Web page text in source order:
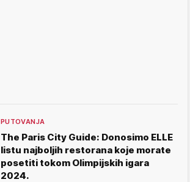
PUTOVANJA
The Paris City Guide: Donosimo ELLE
listu najboljih restorana koje morate
posetiti tokom Olimpijskih igara
2024.